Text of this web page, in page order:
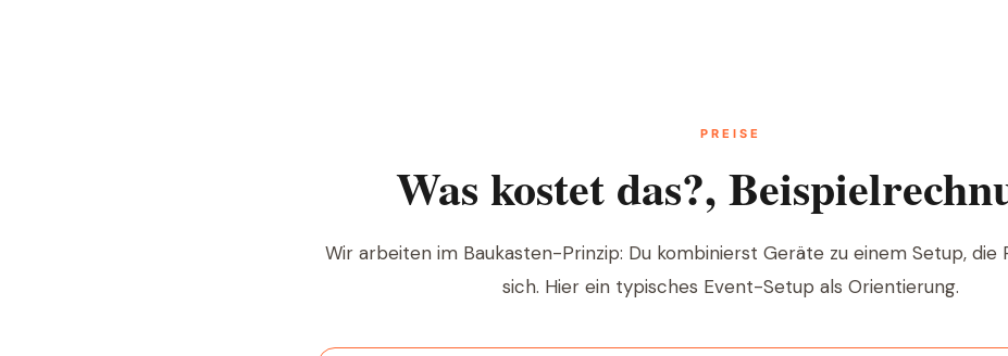
PREISE
Was kostet das?,
Wir arbeiten im Baukasten-Prinzip: Du kombinierst Geräte zu einem Setup, die
sich. Hier ein typisches Event-Setup als Orientierung.